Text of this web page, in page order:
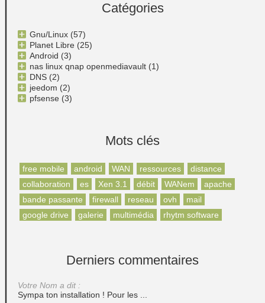
Catégories
Gnu/Linux (57)
Planet Libre (25)
Android (3)
nas linux qnap openmediavault (1)
DNS (2)
jeedom (2)
pfsense (3)
Mots clés
free mobile android WAN ressources
distance
collaboration
es Xen 3.1 débit WANem
apache
bande passante
firewall reseau ovh
mail
google drive
galerie multimédia rhytm software
Derniers commentaires
Votre Nom a dit :
Sympa ton installation ! Pour les ...